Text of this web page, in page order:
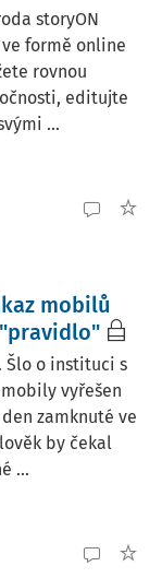
storyON
formě online
rovnou
editujte
...
mobilů
Šlo o instituci s
vyřešen
zamknuté ve
by čekal
...